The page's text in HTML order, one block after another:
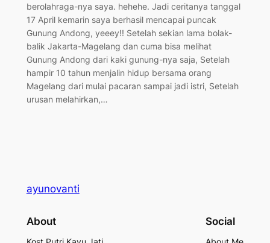
berolahraga-nya saya. hehehe. Jadi ceritanya tanggal
17 April kemarin saya berhasil mencapai puncak
Gunung Andong, yeeey!! Setelah sekian lama bolak-
balik Jakarta-Magelang dan cuma bisa melihat
Gunung Andong dari kaki gunung-nya saja, Setelah
hampir 10 tahun menjalin hidup bersama orang
Magelang dari mulai pacaran sampai jadi istri, Setelah
urusan melahirkan,…
ayunovanti
About Social